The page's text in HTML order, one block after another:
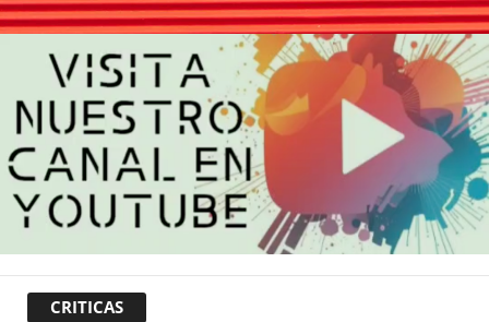
CRITICAS